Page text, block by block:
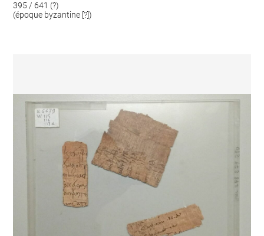
395 / 641 (?)
(époque byzantine [?])